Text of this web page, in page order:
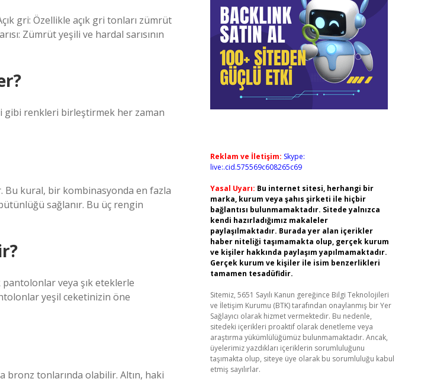
gri: Özellikle açık gri tonları zümrüt
Zümrüt yeşili ve hardal sarısının
gibi renkleri birleştirmek her zaman
Bu kural, bir kombinasyonda en fazla
sağlanır. Bu üç rengin
veya şık eteklerle
yeşil ceketinizin öne
bronz tonlarında olabilir. Altın, haki
Reklam ve İletişim: Skype:
live:.cid.575569c608265c69
Yasal Uyarı: Bu internet sitesi, herhangi bir
marka, kurum veya şahıs şirketi ile hiçbir
bağlantısı bulunmamaktadır. Sitede yalnızca
kendi hazırladığımız makaleler
paylaşılmaktadır. Burada yer alan içerikler
haber niteliği taşımamakta olup, gerçek kurum
ve kişiler hakkında paylaşım yapılmamaktadır.
Gerçek kurum ve kişiler ile isim benzerlikleri
tamamen tesadüfidir.
Sitemiz, 5651 Sayılı Kanun gereğince Bilgi Teknolojileri
ve İletişim Kurumu (BTK) tarafından onaylanmış bir Yer
Sağlayıcı olarak hizmet vermektedir. Bu nedenle,
sitedeki içerikleri proaktif olarak denetleme veya
araştırma yükümlülüğümüz bulunmamaktadır. Ancak,
üyelerimiz yazdıkları içeriklerin sorumluluğunu
taşımakta olup, siteye üye olarak bu sorumluluğu kabul
etmiş sayılırlar.